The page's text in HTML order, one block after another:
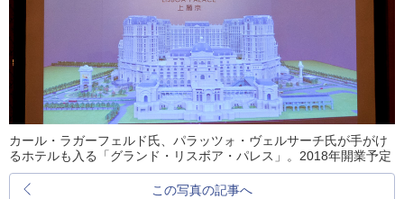
カール・ラガーフェルド氏、パラッツォ・ヴェルサーチ氏が手がけ
るホテルも入る「グランド・リスボア・パレス」。2018年開業予定
この写真の記事へ